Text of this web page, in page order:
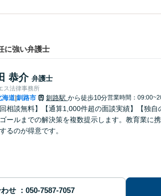
に強い弁護士
恭介 弁護士
ス法律事務所
海道 釧路市 釧路駅 から徒歩10分営業時間：
回相談無料】【通算1,000件超の面談実績】【独
ールまでの解決策を複数提示します。教育業に
るのが得意です。
せ